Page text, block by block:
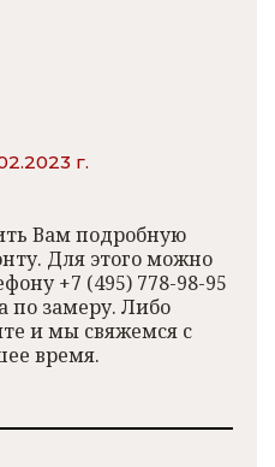
г.
Вам подробную
Для этого можно
+7 (495) 778-98-95
по замеру. Либо
и мы свяжемся с
время.